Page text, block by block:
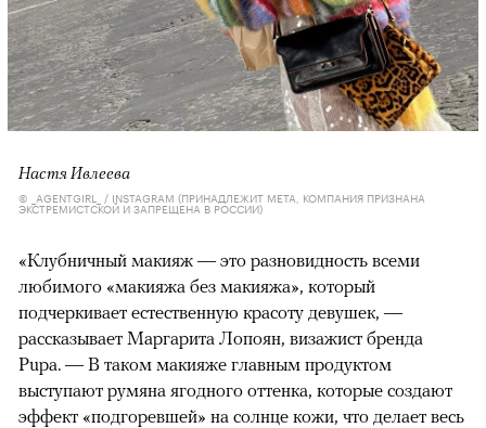
Настя Ивлеева
© _AGENTGIRL_ / INSTAGRAM (ПРИНАДЛЕЖИТ META, КОМПАНИЯ ПРИЗНАНА
ЭКСТРЕМИСТСКОЙ И ЗАПРЕЩЕНА В РОССИИ)
«Клубничный макияж — это разновидность всеми
любимого «макияжа без макияжа», который
подчеркивает естественную красоту девушек, —
рассказывает Маргарита Лопоян, визажист бренда
Pupa. — В таком макияже главным продуктом
выступают румяна ягодного оттенка, которые создают
эффект «подгоревшей» на солнце кожи, что делает весь